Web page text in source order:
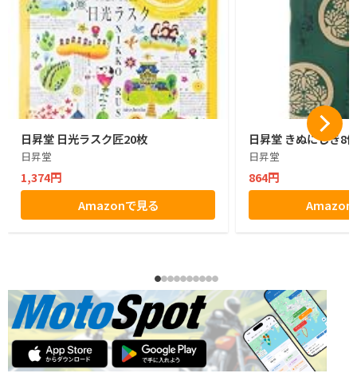
日昇堂 日光ラスク匠20枚
日昇堂
1,374円
Amazonで見る
日昇堂 きぬにしき8個
日昇堂
864円
Amazon